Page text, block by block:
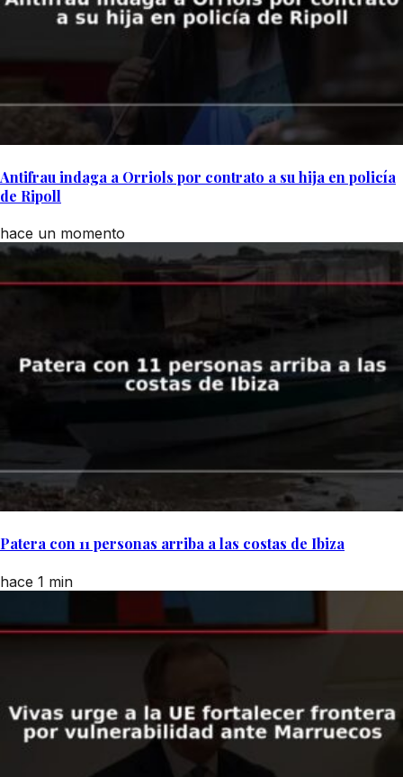
Antifrau indaga a Orriols por contrato a su hija en policía
de Ripoll
hace un momento
Patera con 11 personas arriba a las costas de Ibiza
hace 1 min